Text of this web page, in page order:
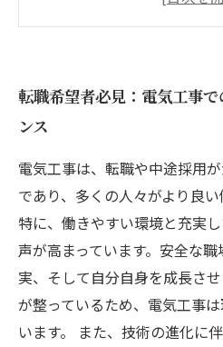
充実したキャリアパス：
体的な方法
現した実績
未来の働き方：電気工事
性を考える
転職希望者必見：電気工事
ンス
電気工事は、転職や中途採用
であり、多くの人々がより良い
特に、働きやすい環境と充実
声が高まっています。安全な
実、そして自分自身を成長さ
が整っているため、電気工事
います。 また、技術の進化に